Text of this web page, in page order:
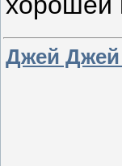
Джей Джей